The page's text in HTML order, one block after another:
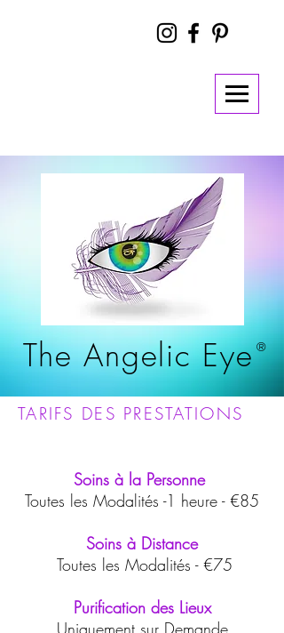
TARIFS DES PRESTATIONS
Soins à la Personne
Toutes les Modalités -1 heure - €85
Soins à Distance
Toutes les Modalités - €75
Purification des Lieux
Uniquement sur Demande
The Angelic Eye®